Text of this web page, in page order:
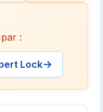
:
Lock